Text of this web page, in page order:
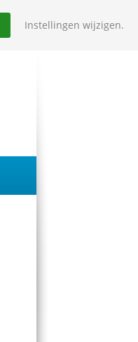
Instellingen wijzigen.